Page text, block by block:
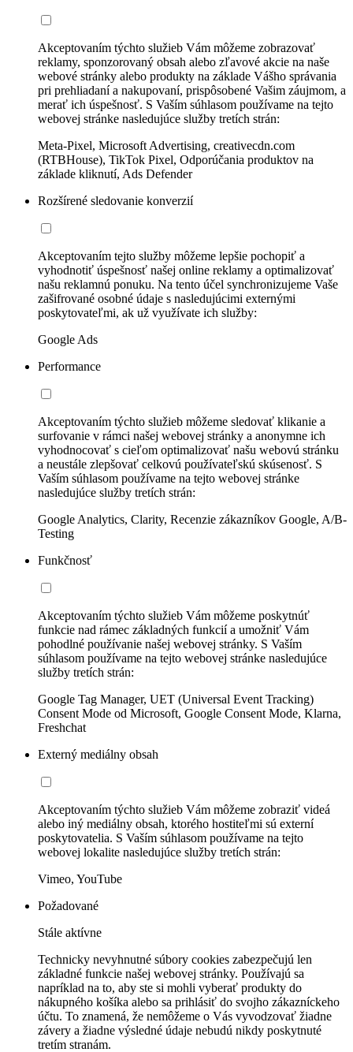
Akceptovaním týchto služieb Vám môžeme zobrazovať
reklamy, sponzorovaný obsah alebo zľavové akcie na naše
webové stránky alebo produkty na základe Vášho správania
pri prehliadaní a nakupovaní, prispôsobené Vašim záujmom, a
merať ich úspešnosť. S Vaším súhlasom používame na tejto
webovej stránke nasledujúce služby tretích strán:
Meta-Pixel, Microsoft Advertising, creativecdn.com
(RTBHouse), TikTok Pixel, Odporúčania produktov na
základe kliknutí, Ads Defender
Rozšírené sledovanie konverzií
Akceptovaním tejto služby môžeme lepšie pochopiť a
vyhodnotiť úspešnosť našej online reklamy a optimalizovať
našu reklamnú ponuku. Na tento účel synchronizujeme Vaše
zašifrované osobné údaje s nasledujúcimi externými
poskytovateľmi, ak už využívate ich služby:
Google Ads
Performance
Akceptovaním týchto služieb môžeme sledovať klikanie a
surfovanie v rámci našej webovej stránky a anonymne ich
vyhodnocovať s cieľom optimalizovať našu webovú stránku
a neustále zlepšovať celkovú používateľskú skúsenosť. S
Vaším súhlasom používame na tejto webovej stránke
nasledujúce služby tretích strán:
Google Analytics, Clarity, Recenzie zákazníkov Google, A/B-
Testing
Funkčnosť
Akceptovaním týchto služieb Vám môžeme poskytnúť
funkcie nad rámec základných funkcií a umožniť Vám
pohodlné používanie našej webovej stránky. S Vaším
súhlasom používame na tejto webovej stránke nasledujúce
služby tretích strán:
Google Tag Manager, UET (Universal Event Tracking)
Consent Mode od Microsoft, Google Consent Mode, Klarna,
Freshchat
Externý mediálny obsah
Akceptovaním týchto služieb Vám môžeme zobraziť videá
alebo iný mediálny obsah, ktorého hostiteľmi sú externí
poskytovatelia. S Vaším súhlasom používame na tejto
webovej lokalite nasledujúce služby tretích strán:
Vimeo, YouTube
Požadované
Stále aktívne
Technicky nevyhnutné súbory cookies zabezpečujú len
základné funkcie našej webovej stránky. Používajú sa
napríklad na to, aby ste si mohli vyberať produkty do
nákupného košíka alebo sa prihlásiť do svojho zákazníckeho
účtu. To znamená, že nemôžeme o Vás vyvodzovať žiadne
závery a žiadne výsledné údaje nebudú nikdy poskytnuté
tretím stranám.